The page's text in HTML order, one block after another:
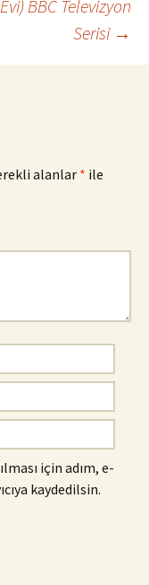
BBC Televizyon
Serisi →
alanlar * ile
için adım, e-
kaydedilsin.